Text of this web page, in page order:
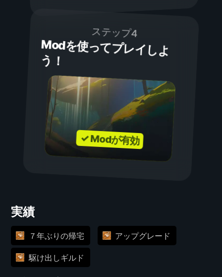
ステップ4
Modを使ってプレイしよ
う！
✓ Modが有効
実績
７年ぶりの帰宅 アップグレード
駆け出しギルド